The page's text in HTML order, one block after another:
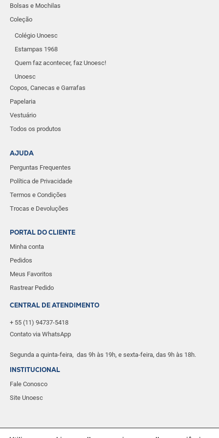
Bolsas e Mochilas
Coleção
Colégio Unoesc
Estampas 1968
Quem faz acontecer, faz Unoesc!
Unoesc
Copos, Canecas e Garrafas
Papelaria
Vestuário
Todos os produtos
AJUDA
Perguntas Frequentes
Política de Privacidade
Termos e Condições
Trocas e Devoluções
PORTAL DO CLIENTE
Minha conta
Pedidos
Meus Favoritos
Rastrear Pedido
CENTRAL DE ATENDIMENTO
+ 55 (11) 94737-5418
Contato via WhatsApp
Segunda a quinta-feira, das 9h às 19h, e sexta-feira, das 9h às 18h.
INSTITUCIONAL
Fale Conosco
Site Unoesc